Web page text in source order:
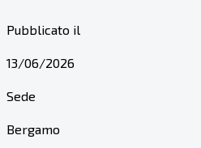
Pubblicato il
13/06/2026
Sede
Bergamo